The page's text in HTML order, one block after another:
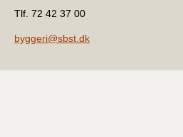
Tlf. 72 42 37 00
byggeri@sbst.dk